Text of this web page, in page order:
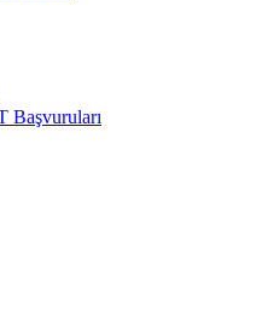
Başvuruları